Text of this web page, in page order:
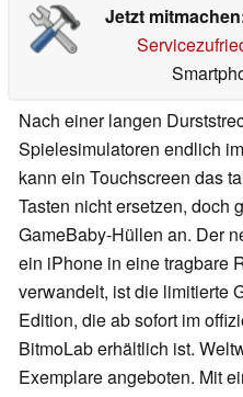
Jetzt
Nach einer langen
Spielesimulatoren endlich
kann ein Touchscreen das
Tasten nicht ersetzen, doch
GameBaby-Hüllen an. Der
ein iPhone in eine tragbare
verwandelt, ist die limitierte
Edition, die ab sofort im
BitmoLab erhältlich ist.
Exemplare angeboten. Mit